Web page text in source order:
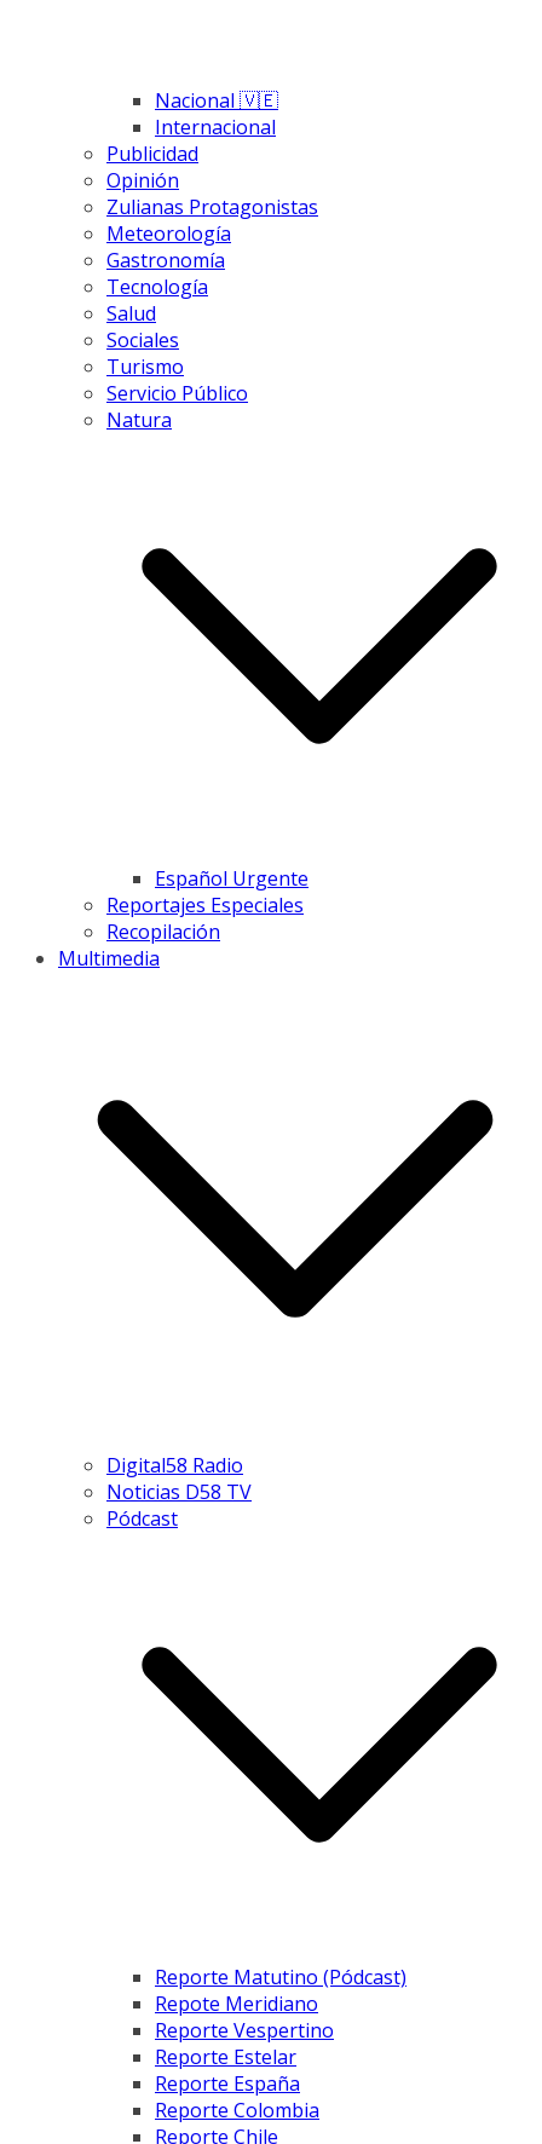
Nacional 🇻🇪
Internacional
Publicidad
Opinión
Zulianas Protagonistas
Meteorología
Gastronomía
Tecnología
Salud
Sociales
Turismo
Servicio Público
Natura
Español Urgente
Reportajes Especiales
Recopilación
Multimedia
Digital58 Radio
Noticias D58 TV
Pódcast
Reporte Matutino (Pódcast)
Repote Meridiano
Reporte Vespertino
Reporte Estelar
Reporte España
Reporte Colombia
Reporte Chile